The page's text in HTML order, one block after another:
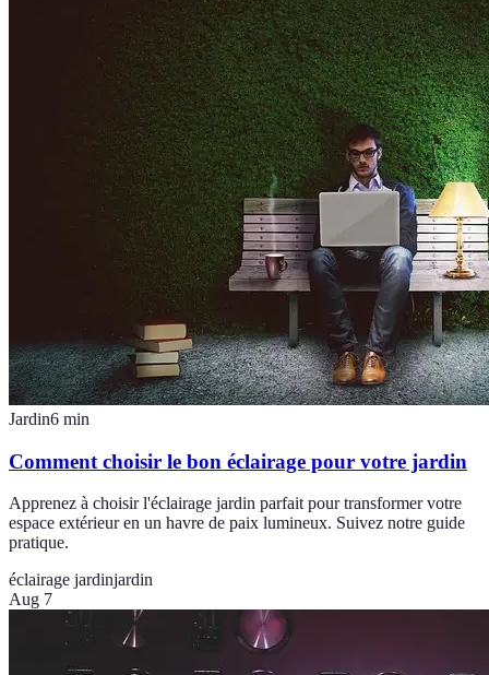
Jardin6 min
Comment choisir le bon éclairage pour votre jardin
Apprenez à choisir l'éclairage jardin parfait pour transformer votre
espace extérieur en un havre de paix lumineux. Suivez notre guide
pratique.
éclairage jardinjardin
Aug 7